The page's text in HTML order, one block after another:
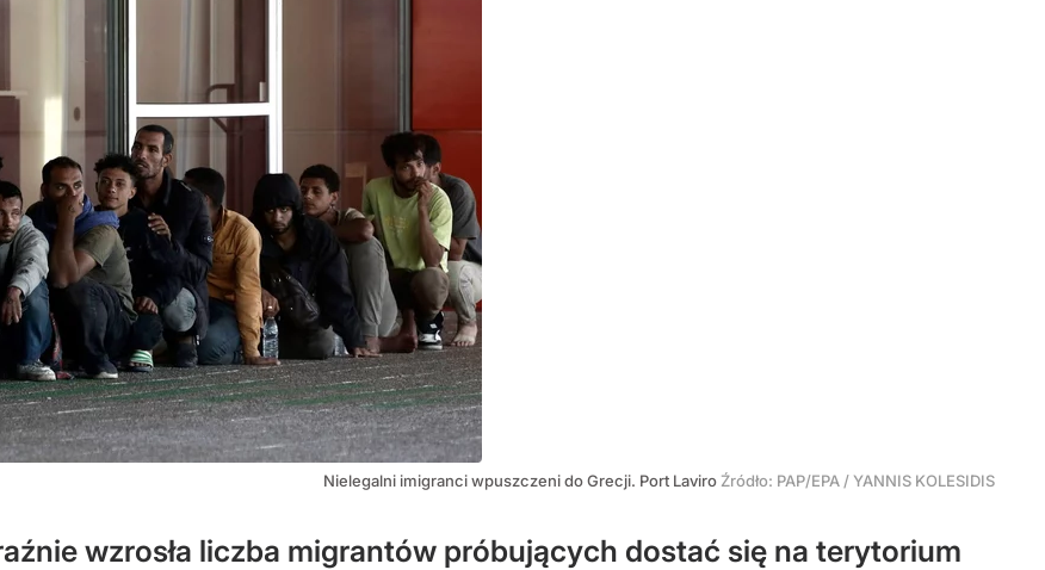
Nielegalni imigranci wpuszczeni do Grecji. Port Laviro Źródło: PAP/EPA /YANNIS KOLESIDIS
wzrosła liczba migrantów próbujących dostać się na terytorium